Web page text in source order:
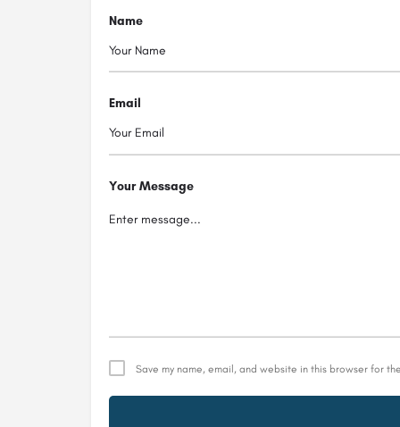
Name
Email
Your Message
Save my name, email, and website in this browser for